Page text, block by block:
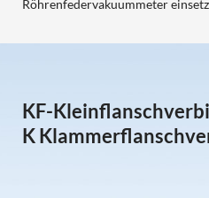
Röhrenfedervakuummeter
KF-
K